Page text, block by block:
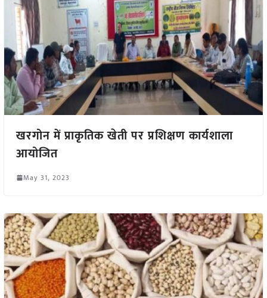
खरगोन में प्राकृतिक खेती पर प्रशिक्षण कार्यशाला
आयोजित
May 31, 2023